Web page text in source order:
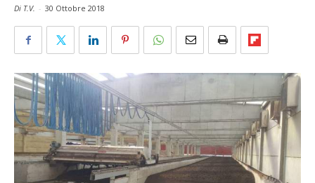
Di T.V. - 30 Ottobre 2018